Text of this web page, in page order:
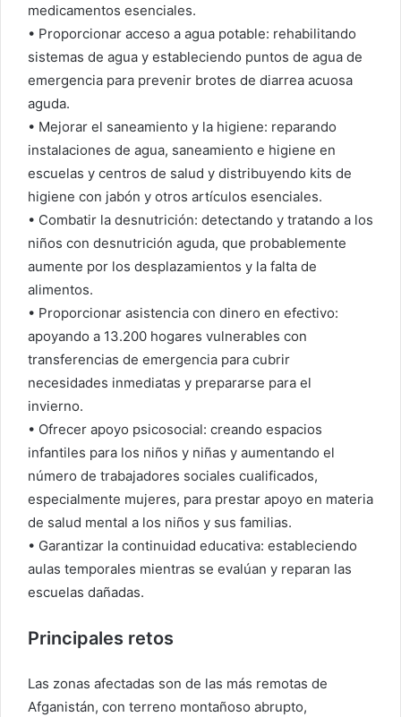
medicamentos esenciales.
• Proporcionar acceso a agua potable: rehabilitando
sistemas de agua y estableciendo puntos de agua de
emergencia para prevenir brotes de diarrea acuosa
aguda.
• Mejorar el saneamiento y la higiene: reparando
instalaciones de agua, saneamiento e higiene en
escuelas y centros de salud y distribuyendo kits de
higiene con jabón y otros artículos esenciales.
• Combatir la desnutrición: detectando y tratando a los
niños con desnutrición aguda, que probablemente
aumente por los desplazamientos y la falta de
alimentos.
• Proporcionar asistencia con dinero en efectivo:
apoyando a 13.200 hogares vulnerables con
transferencias de emergencia para cubrir
necesidades inmediatas y prepararse para el
invierno.
• Ofrecer apoyo psicosocial: creando espacios
infantiles para los niños y niñas y aumentando el
número de trabajadores sociales cualificados,
especialmente mujeres, para prestar apoyo en materia
de salud mental a los niños y sus familias.
• Garantizar la continuidad educativa: estableciendo
aulas temporales mientras se evalúan y reparan las
escuelas dañadas.
Principales retos
Las zonas afectadas son de las más remotas de
Afganistán, con terreno montañoso abrupto,